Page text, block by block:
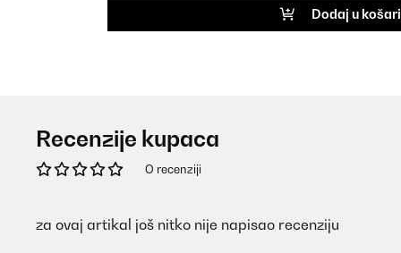
Dodaj u
Recenzije kupaca
O recenziji
za ovaj artikal još nitko nije napisao recenziju